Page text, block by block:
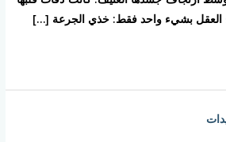
العقل بشيء واحد فقط: خذي الجرعة […]